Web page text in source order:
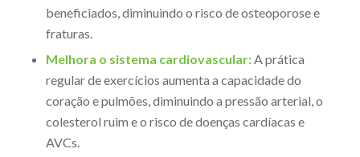
beneficiados, diminuindo o risco de osteoporose e
fraturas.
Melhora o sistema cardiovascular:A prática
regular de exercícios aumenta a capacidade do
coração e pulmões, diminuindo a pressão arterial, o
colesterol ruim e o risco de doenças cardíacas e
AVCs.